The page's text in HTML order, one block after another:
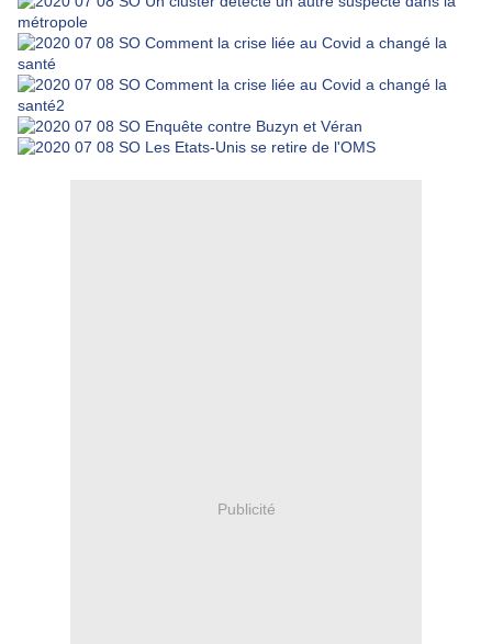
Publicité